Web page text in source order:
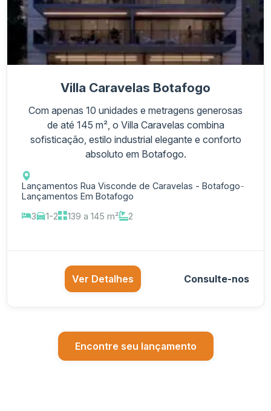
Villa Caravelas Botafogo
Com apenas 10 unidades e metragens generosas
de até 145 m², o Villa Caravelas combina
sofisticação, estilo industrial elegante e conforto
absoluto em Botafogo.
Lançamentos Rua Visconde de Caravelas - Botafogo-
Lançamentos Em Botafogo
3
1-2 139 a 145 m² 2
Ver Detalhes Consulte-nos
Encontre seu lançamento